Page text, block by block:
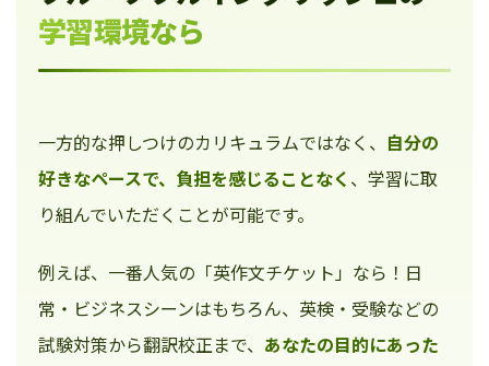
学習環境なら
一方的な押しつけのカリキュラムではなく、 自分の
好きなペースで、負担を感じることなく 、学習に取
り組んでいただくことが可能です。
例えば、一番人気の「英作文チケット」なら！日
常・ビジネスシーンはもちろん、英検・受験などの
試験対策から翻訳校正まで、 あなたの目的にあった